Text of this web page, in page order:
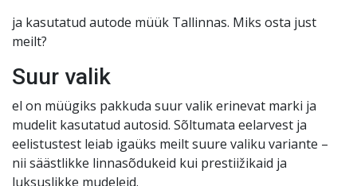
ja kasutatud autode müük Tallinnas. Miks osta just
meilt?
Suur valik
el on müügiks pakkuda suur valik erinevat marki ja
mudelit kasutatud autosid. Sõltumata eelarvest ja
eelistustest leiab igaüks meilt suure valiku variante –
nii säästlikke linnasõdukeid kui prestiižikaid ja
luksuslikke mudeleid.